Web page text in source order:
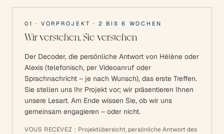
01 · VORPROJEKT · 2 BIS 6 WOCHEN
Wir verstehen, Sie verstehen
Der Decoder, die persönliche Antwort von Hélène oder
Alexis (telefonisch, per Videoanruf oder
Sprachnachricht – je nach Wunsch), das erste Treffen.
Sie stellen uns Ihr Projekt vor; wir präsentieren Ihnen
unsere Lesart. Am Ende wissen Sie, ob wir uns
gemeinsam engagieren – oder nicht.
VOUS RECEVEZ : Projektübersicht, persönliche Antwort des